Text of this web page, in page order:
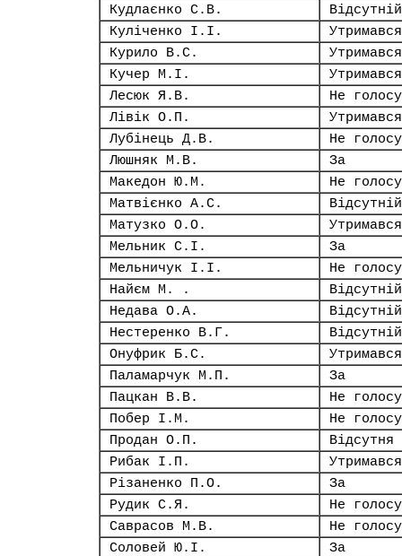
Кудлаєнко С.В.
Відсутній
Куліченко І.І.
Утримався
Курило В.С.
Утримався
Кучер М.І.
Утримався
Лесюк Я.В.
Не
Лівік О.П.
Утримався
Лубінець Д.В.
Не
Люшняк М.В.
За
Македон Ю.М.
Не
Матвієнко А.С.
Відсутній
Матузко О.О.
Утримався
Мельник С.І.
За
Мельничук І.І.
Не
Найєм М. .
Відсутній
Недава О.А.
Відсутній
Нестеренко В.Г.
Відсутній
Онуфрик Б.С.
Утримався
Паламарчук М.П.
За
Пацкан В.В.
Не
Побер І.М.
Не
Продан О.П.
Відсутня
Рибак І.П.
Утримався
Різаненко П.О.
За
Рудик С.Я.
Не
Саврасов М.В.
Не
Соловей Ю.І.
За